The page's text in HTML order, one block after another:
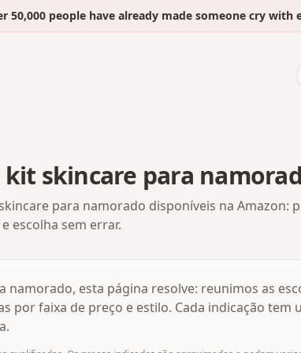
people have already made someone cry with
skincare para
para namorado disponíveis na Amazon:
escolha sem errar.
namorado, esta página resolve: reunimos as
por faixa de preço e estilo. Cada indicação tem